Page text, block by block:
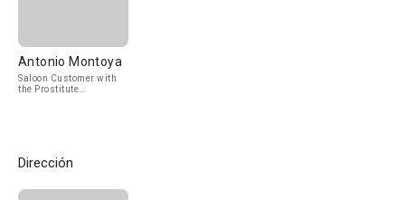
Antonio Montoya
Saloon Customer with
the Prostitute
Dirección